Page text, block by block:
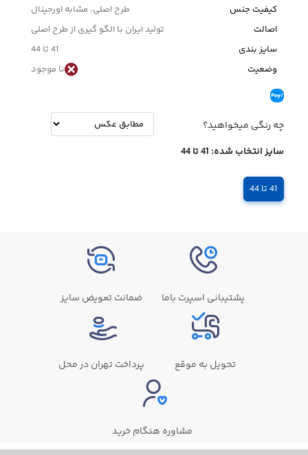
کیفیت جنس
طرح اصلی، مشابه اورجینال
اصالت
تولید ایران با الگو گیری از طرح اصلی
سایز بندی
41 تا 44
وضعیت
نا موجود
چه رنگی میخواهید؟
سایز انتخاب شده: 41 تا 44
41 تا 44
پشتیبانی اسپرت باما ضمانت تعویض سایز
تحویل به موقع پرداخت تهران در محل
مشاوره هنگام خرید